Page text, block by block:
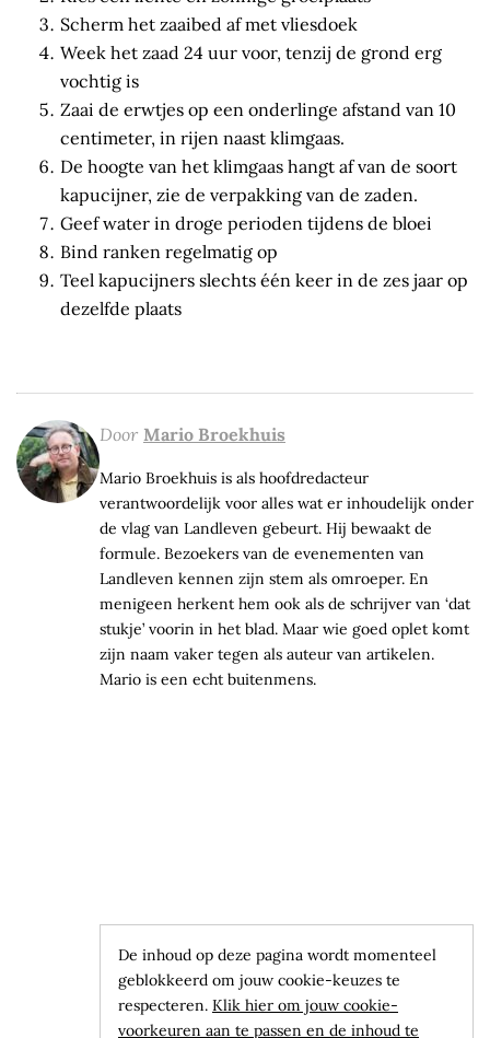
Scherm het zaaibed af met vliesdoek
Week het zaad 24 uur voor, tenzij de grond erg
vochtig is
Zaai de erwtjes op een onderlinge afstand van 10
centimeter, in rijen naast klimgaas.
De hoogte van het klimgaas hangt af van de soort
kapucijner, zie de verpakking van de zaden.
Geef water in droge perioden tijdens de bloei
Bind ranken regelmatig op
Teel kapucijners slechts één keer in de zes jaar op
dezelfde plaats
Door Mario Broekhuis
Mario Broekhuis is als hoofdredacteur
verantwoordelijk voor alles wat er inhoudelijk onder
de vlag van Landleven gebeurt. Hij bewaakt de
formule. Bezoekers van de evenementen van
Landleven kennen zijn stem als omroeper. En
menigeen herkent hem ook als de schrijver van ‘dat
stukje’ voorin in het blad. Maar wie goed oplet komt
zijn naam vaker tegen als auteur van artikelen.
Mario is een echt buitenmens.
De inhoud op deze pagina wordt momenteel
geblokkeerd om jouw cookie-keuzes te
respecteren. Klik hier om jouw cookie-
voorkeuren aan te passen en de inhoud te